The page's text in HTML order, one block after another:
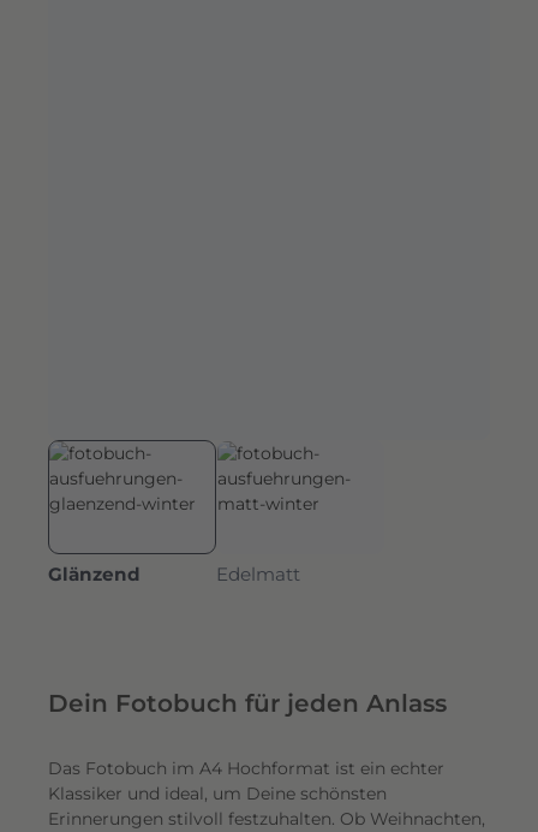
Glänzend Edelmatt
Dein Fotobuch für jeden Anlass
Das Fotobuch im A4 Hochformat ist ein echter
Klassiker und ideal, um Deine schönsten
Erinnerungen stilvoll festzuhalten. Ob Weihnachten,